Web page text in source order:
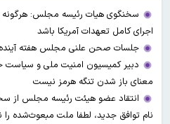
سخنگوی هیات رئیسه مجلس: هرگونه
اجرای کامل تعهدات آمریکا باشد
جلسات صحن علنی مجلس هفته آینده
دبیر کمیسیون امنیت ملی و سیاست
معنای باز شدن تنگه هرمز نیست
انتقاد عضو هیئت رئیسه مجلس از
نام توافق جدید، لطفا ملت مبعوث‌شده را